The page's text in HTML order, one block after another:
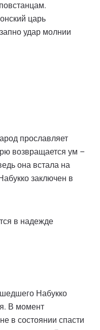
царь
удар молнии
прославляет
возвращается ум –
она встала на
заключен в
в надежде
Набукко
В момент
в состоянии спасти